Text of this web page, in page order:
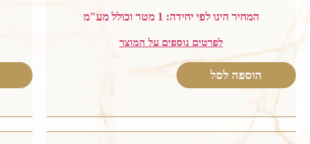
המחיר הינו לפי יחידה: 1 מטר וכולל מע"מ
לפרטים נוספים על המוצר
הוספה לסל